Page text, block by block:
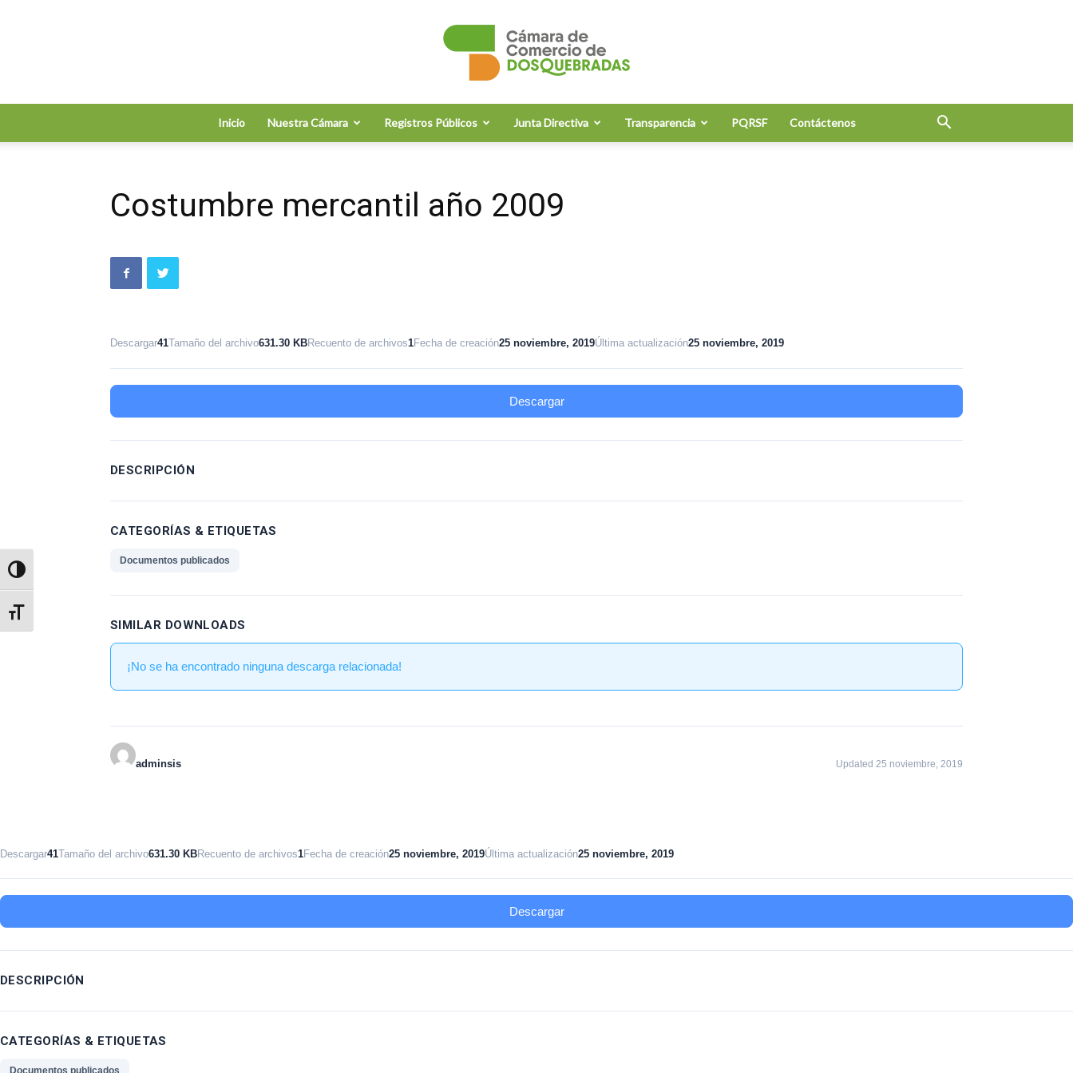
Alternar alto contraste
Alternar tamaño de letra
Cámara
Comercio
Inicio Nuestra Cámara Registros Públicos Junta Directiva Transparencia PQRSF Contáctenos
Costumbre mercantil año 2009
Descargar41Tamaño del archivo631.30 KBRecuento de archivos1Fecha de creación25 noviembre, 2019Última actualización25 noviembre, 2019
Descargar
DESCRIPCIÓN
CATEGORÍAS & ETIQUETAS
Documentos publicados
SIMILAR DOWNLOADS
¡No se ha encontrado ninguna descarga relacionada!
adminsis Updated 25 noviembre, 2019
Descargar41Tamaño del archivo631.30 KBRecuento de archivos1Fecha de creación25 noviembre, 2019Última actualización25 noviembre, 2019
Descargar
DESCRIPCIÓN
CATEGORÍAS & ETIQUETAS
Documentos publicados